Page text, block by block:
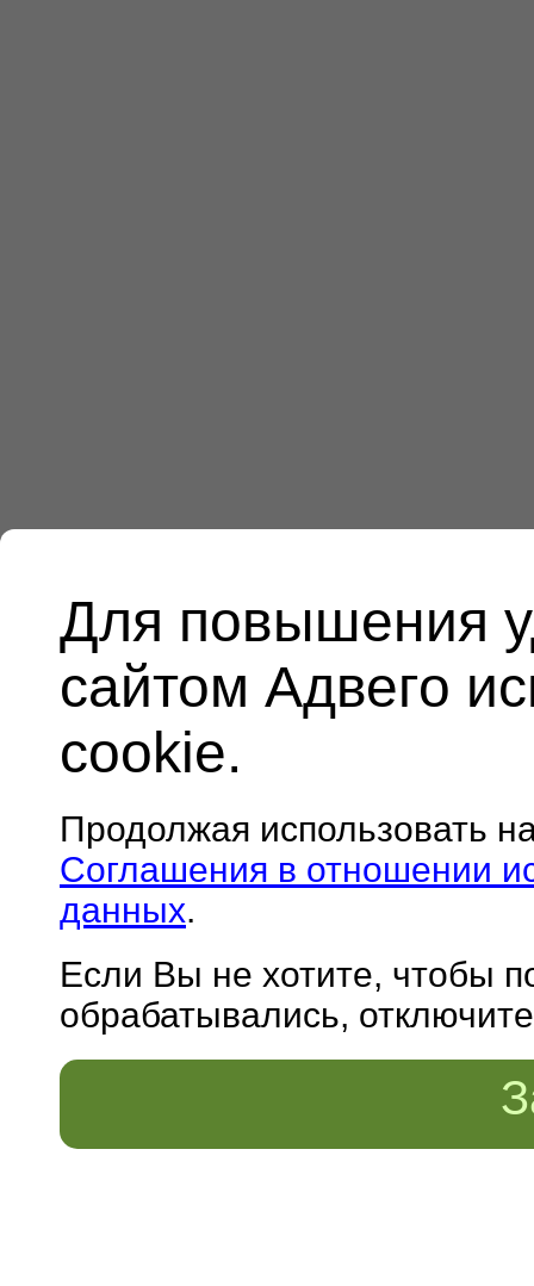
Для повышения
сайтом Адвего
cookie.
Продолжая использовать
Соглашения в отношении
данных.
Если Вы не хотите, чтобы
обрабатывались,